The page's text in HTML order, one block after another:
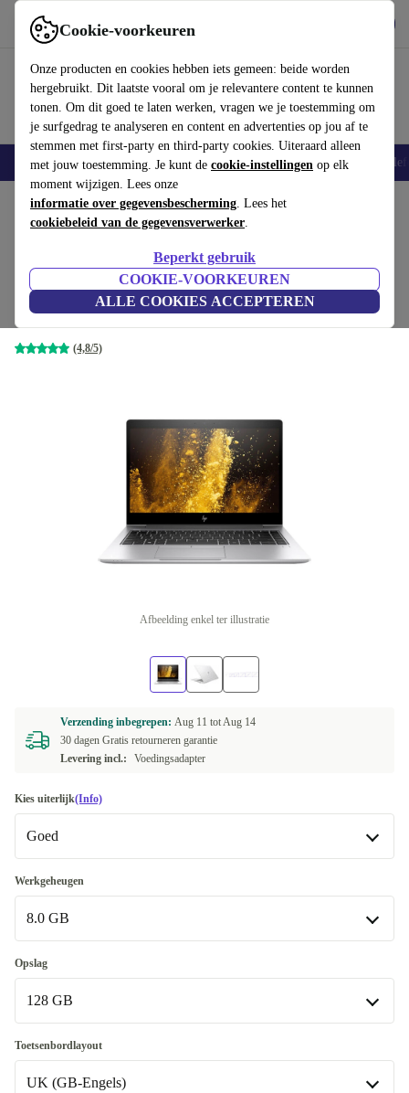
Cookie-voorkeuren
Onze producten en cookies hebben iets gemeen: beide worden
hergebruikt. Dit laatste vooral om je relevantere content te kunnen
tonen. Om dit goed te laten werken, vragen we je toestemming om
je surfgedrag te analyseren en content en advertenties op jou af te
stemmen met first-party en third-party cookies. Uiteraard alleen
met jouw toestemming. Je kunt de cookie-instellingen op elk
moment wijzigen. Lees onze
informatie over gegevensbescherming. Lees het
cookiebeleid van de gegevensverwerker.
Beperkt gebruik
COOKIE-VOORKEUREN
ALLE COOKIES ACCEPTEREN
Gebruik refurbed snel en eenvoudig
Smartphones Laptops Tablets Smartwatches Accessoires
Home Producten Laptops HP Laptops
HP EliteBook 840 G6 | i5-8365U
| 14"
8 GB | 128 GB SSD | Toetsenbordverlichting |
(4,8/5)
€304,99
Afbeelding enkel ter illustratie
Verzending inbegrepen: Aug 11 totAug 14
30 dagen Gratis retourneren garantie
Levering incl.:
Voedingsadapter
Kies uiterlijk(Info)
Goed
Goed
Heel goed +€25
Uitstekend
Werkgeheugen
8.0 GB
8.0 GB
12.0 GB +€15
16.0 GB
24.0 GB +€55
Opslag
128 GB
128 GB
256 GB +€5
Toetsenbordlayout
UK (GB-Engels)